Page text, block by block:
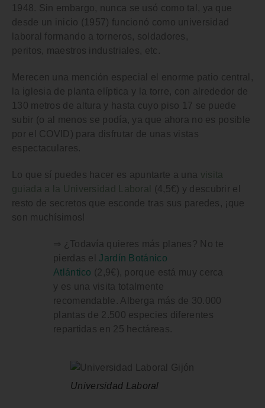
1948. Sin embargo, nunca se usó como tal, ya que
desde un inicio (1957) funcionó como universidad
laboral formando a torneros, soldadores,
peritos, maestros industriales, etc.
Merecen una mención especial el enorme patio central ,
la
iglesia de planta elíptica y la torre, con alrededor de
130 metros de altura y hasta cuyo piso 17 se puede
subir (o al menos se podía, ya que ahora no es posible
por el COVID) para disfrutar de unas vistas
espectaculares.
Lo que sí puedes hacer es apuntarte a una visita
guiada a la Universidad Laboral
(4,5€) y descubrir el
resto de secretos que esconde tras sus paredes, ¡que
son muchísimos!
⇒ ¿Todavía quieres más planes? No te
pierdas elJardín Botánico
Atlántico (2,9€), porque está muy cerca
y es una visita totalmente
recomendable. Alberga más de 30.000
plantas de 2.500 especies diferentes
repartidas en 25 hectáreas.
Universidad Laboral